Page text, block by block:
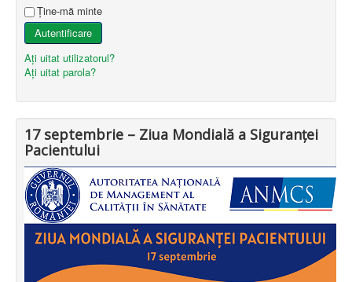
Ţine-mă minte
Autentificare
Aţi uitat utilizatorul?
Aţi uitat parola?
17 septembrie – Ziua Mondială a Siguranței
Pacientului